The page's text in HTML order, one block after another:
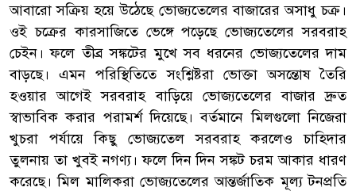
আবারো সক্রিয় হয়ে উঠেছে ভোজ্যতেলের বাজারের অসাধু চক্র।
ওই চক্রের কারসাজিতে ভেঙ্গে পড়েছে ভোজ্যতেলের সরবরাহ
চেইন। ফলে তীব্র সঙ্কটের মুখে সব ধরনের ভোজ্যতেলের দাম
বাড়ছে। এমন পরিস্থিতিতে সংশ্লিষ্টরা ভোক্তা অসন্তোষ তৈরি
হওয়ার আগেই সরবরাহ বাড়িয়ে ভোজ্যতেলের বাজার দ্রুত
স্বাভাবিক করার পরামর্শ দিয়েছে। বর্তমানে মিলগুলো নিজেরা
খুচরা পর্যায়ে কিছু ভোজ্যতেল সরবরাহ করলেও চাহিদার
তুলনায় তা খুবই নগণ্য। ফলে দিন দিন সঙ্কট চরম আকার ধারণ
করেছে। মিল মালিকরা ভোজ্যতেলের আন্তর্জাতিক মূল্য টনপ্রতি